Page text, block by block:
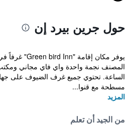
حول جرين بيرد إن
المصنف نجمة واحدة واي فاي مجاني
الساعة. تحتوي جميع غرف الضيوف على
مسطحة مع قنوا...
المزيد
من الجيد أن تعلم